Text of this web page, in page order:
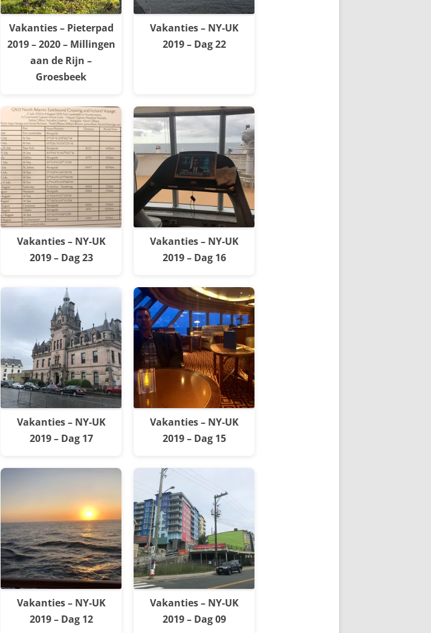
Vakanties – Pieterpad
2019 – 2020 – Millingen
aan de Rijn –
Groesbeek
Vakanties – NY-UK
2019 – Dag 22
Vakanties – NY-UK
2019 – Dag 23
Vakanties – NY-UK
2019 – Dag 16
Vakanties – NY-UK
2019 – Dag 17
Vakanties – NY-UK
2019 – Dag 15
Vakanties – NY-UK
2019 – Dag 12
Vakanties – NY-UK
2019 – Dag 09